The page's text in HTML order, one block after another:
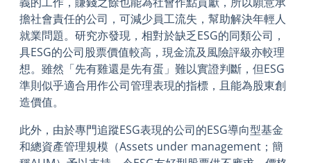
擔社會責任的公司，可減少員工流失，幫助解決年輕人
就業問題。研究亦發現，相對於缺乏ESG的同類公司，
具ESG的公司股票價值較高，現金流及風險評級亦較理
想。雖然「先有雞還是先有蛋」難以實證判斷，但ESG
準則似乎適合用作公司管理表現的指標，且能為股東創
造價值。
此外，由於專門追蹤ESG表現的公司的ESG導向型基金
和總資產管理規模（Assets under management；簡